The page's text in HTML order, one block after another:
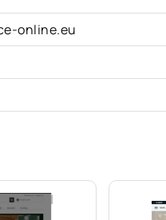
online.eu